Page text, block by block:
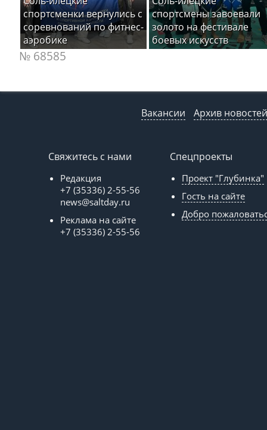
спортсменки вернулись с
соревнований по фитнес-
аэробике
спортсмены завоевали
золото на фестивале
боевых искусств
№ 68585
Вакансии Архив новостей
Свяжитесь с нами
Редакция
+7 (35336) 2-55-56
news@saltday.ru
Реклама на сайте
+7 (35336) 2-55-56
Спецпроекты
Проект "Глубинка"
Гость на сайте
Добро